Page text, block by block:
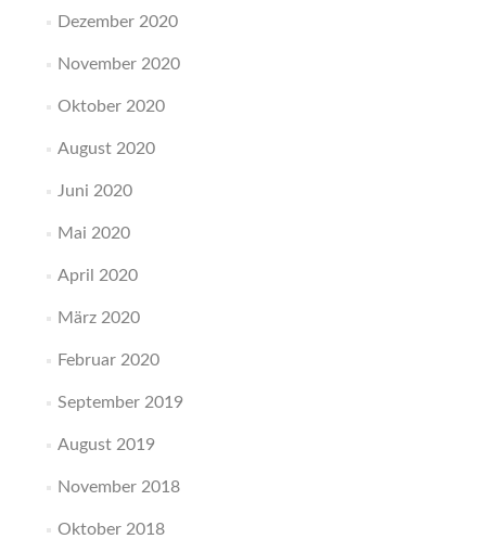
Dezember 2020
November 2020
Oktober 2020
August 2020
Juni 2020
Mai 2020
April 2020
März 2020
Februar 2020
September 2019
August 2019
November 2018
Oktober 2018